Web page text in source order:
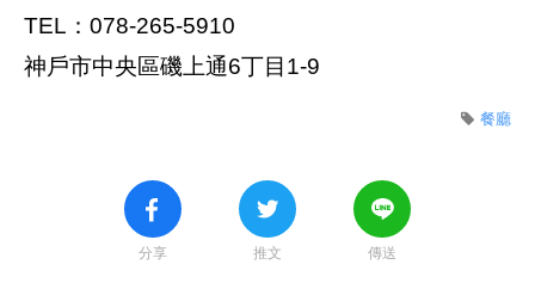
TEL：078-265-5910
神戶市中央區磯上通6丁目1-9
餐廳
分享 推文 傳送